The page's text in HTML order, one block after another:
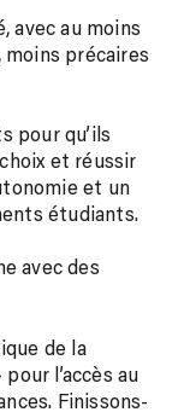
avec au moins
précaires
pour qu’ils
et réussir
et un
étudiants.
avec des
de la
l’accès au
Finissons-